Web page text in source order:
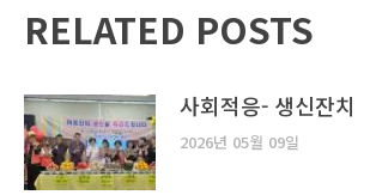
RELATED POSTS
사회적응- 생신잔치
2026년 05월 09일